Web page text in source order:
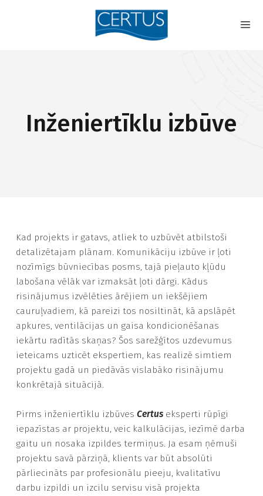
Inženiertīklu izbūve
Kad projekts ir gatavs, atliek to uzbūvēt atbilstoši
detalizētajam plānam. Komunikāciju izbūve ir ļoti
nozīmīgs būvniecības posms, tajā pieļauto kļūdu
labošana vēlāk var izmaksāt ļoti dārgi. Kādus
risinājumus izvēlēties ārējiem un iekšējiem
cauruļvadiem, kā pareizi tos nosiltināt, kā apslāpēt
apkures, ventilācijas un gaisa kondicionēšanas
iekārtu radītās skaņas? Šos sarežģītos uzdevumus
ieteicams uzticēt ekspertiem, kas realizē simtiem
projektu gadā un piedāvās vislabāko risinājumu
konkrētajā situācijā.
Pirms inženiertīklu izbūves Certus eksperti rūpīgi
iepazīstas ar projektu, veic kalkulācijas, iezīmē darba
gaitu un nosaka izpildes termiņus. Ja esam ņēmuši
projektu savā pārziņā, klients var būt absolūti
pārliecināts par profesionālu pieeju, kvalitatīvu
darbu izpildi un izcilu servisu visā projekta